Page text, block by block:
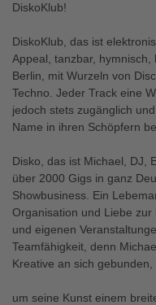
DiskoKlub!
DiskoKlub, das ist
Appeal, tanzbar,
Berlin, mit Wurzeln von
Techno. Jeder Track eine
jedoch stets zugänglich
Name in ihren Schöpfern
Disko, das ist Michael, DJ,
über 2000 Gigs in ganz
Showbusiness. Ein
Organisation und Liebe
und eigenen
Teamfähigkeit, denn
Kreative an sich gebunden,
um seine Kunst einem